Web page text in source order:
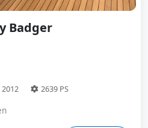
Badger
2012 2639 PS